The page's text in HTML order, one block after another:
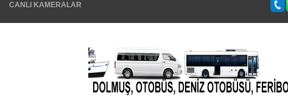
CANLI KAMERALAR